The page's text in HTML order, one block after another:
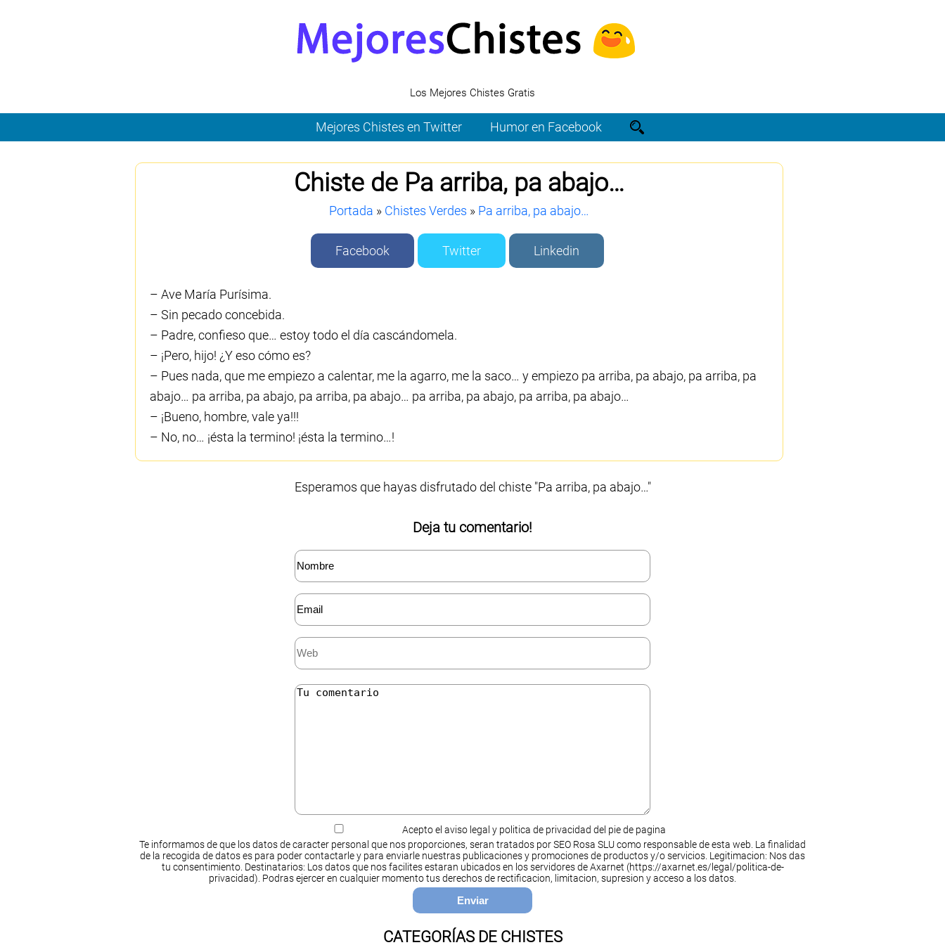
Los Mejores Chistes Gratis
Mejores Chistes en Twitter Humor en Facebook
Chiste de Pa arriba, pa abajo…
Portada » Chistes Verdes » Pa arriba, pa abajo…
Facebook Twitter Linkedin
– Ave María Purísima.
– Sin pecado concebida.
– Padre, confieso que… estoy todo el día cascándomela.
– ¡Pero, hijo! ¿Y eso cómo es?
– Pues nada, que me empiezo a calentar, me la agarro, me la saco… y empiezo pa arriba, pa abajo, pa arriba, pa
abajo… pa arriba, pa abajo, pa arriba, pa abajo… pa arriba, pa abajo, pa arriba, pa abajo…
– ¡Bueno, hombre, vale ya!!!
– No, no… ¡ésta la termino! ¡ésta la termino…!
Esperamos que hayas disfrutado del chiste "Pa arriba, pa abajo…"
Deja tu comentario!
Acepto el aviso legal y politica de privacidad del pie de pagina
Te informamos de que los datos de caracter personal que nos proporciones, seran tratados por SEO Rosa SLU como responsable de esta web. La finalidad
de la recogida de datos es para poder contactarle y para enviarle nuestras publicaciones y promociones de productos y/o servicios. Legitimacion: Nos das
tu consentimiento. Destinatarios: Los datos que nos facilites estaran ubicados en los servidores de Axarnet (https://axarnet.es/legal/politica-de-
privacidad). Podras ejercer en cualquier momento tus derechos de rectificacion, limitacion, supresion y acceso a los datos.
CATEGORÍAS DE CHISTES